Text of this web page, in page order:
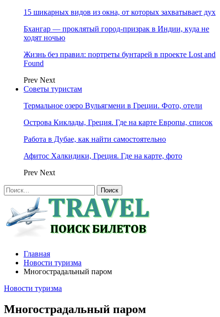
15 шикарных видов из окна, от которых захватывает дух
Бхангар — проклятый город-призрак в Индии, куда не
ходят ночью
Жизнь без правил: портреты бунтарей в проекте Lost and
Found
Prev Next
Советы туристам
Термальное озеро Вульягмени в Греции. Фото, отели
Острова Киклады, Греция. Где на карте Европы, список
Работа в Дубае, как найти самостоятельно
Афитос Халкидики, Греция. Где на карте, фото
Prev Next
Главная
Новости туризма
Многострадальный паром
Новости туризма
Многострадальный паром